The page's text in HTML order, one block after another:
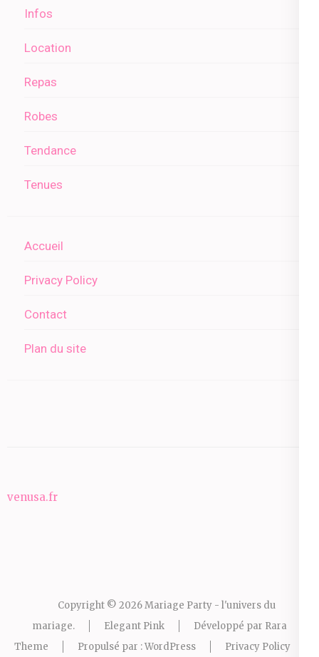
Infos
Location
Repas
Robes
Tendance
Tenues
Accueil
Privacy Policy
Contact
Plan du site
venusa.fr
Copyright © 2026Mariage Party - l'univers du
mariage. Elegant Pink Développé par Rara
Theme
Propulsé par :WordPress Privacy Policy